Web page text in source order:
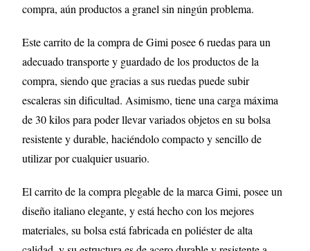
compra, aún productos a granel sin ningún problema.
Este carrito de la compra de Gimi posee 6 ruedas para un
adecuado transporte y guardado de los productos de la
compra, siendo que gracias a sus ruedas puede subir
escaleras sin dificultad. Asimismo, tiene una carga máxima
de 30 kilos para poder llevar variados objetos en su bolsa
resistente y durable, haciéndolo compacto y sencillo de
utilizar por cualquier usuario.
El carrito de la compra plegable de la marca Gimi, posee un
diseño italiano elegante, y está hecho con los mejores
materiales, su bolsa está fabricada en poliéster de alta